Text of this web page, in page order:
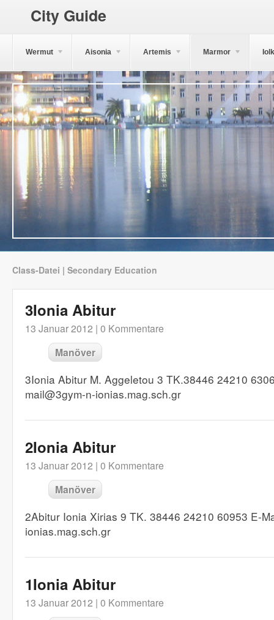
City Guide
Wermut Aisonia Artemis Marmor
Class-Datei | Secondary Education
3Ionia Abitur
13 Januar 2012 | 0 Kommentare
Manöver
3Ionia Abitur M. Aggeletou 3 TK.38446 24210
mail@3gym-n-ionias.mag.sch.gr
2Ionia Abitur
13 Januar 2012 | 0 Kommentare
Manöver
2Abitur Ionia Xirias 9 TK. 38446 24210 60953 E-
ionias.mag.sch.gr
1Ionia Abitur
13 Januar 2012 | 0 Kommentare